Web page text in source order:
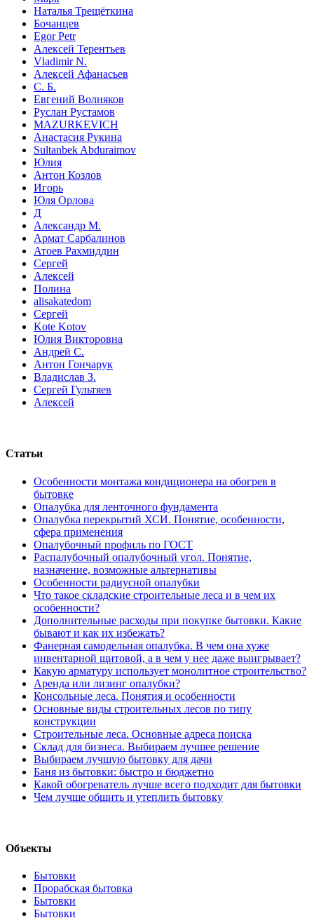
Наталья Трещёткина
Бочанцев
Egor Petr
Алексей Терентьев
Vladimir N.
Алексей Афанасьев
С. Б.
Евгений Волняков
Руслан Рустамов
MAZURKEVICH
Анастасия Рукина
Sultanbek Abduraimov
Юлия
Антон Козлов
Игорь
Юля Орлова
Д
Александр М.
Армат Сарбалинов
Атоев Рахмиддин
Сергей
Алексей
Полина
alisakatedom
Сергей
Kote Kotov
Юлия Викторовна
Андрей С.
Антон Гончарук
Владислав З.
Сергей Гультяев
Алексей
Статьи
Особенности монтажа кондиционера на обогрев в
бытовке
Опалубка для ленточного фундамента
Опалубка перекрытий ХСИ. Понятие, особенности,
сфера применения
Опалубочный профиль по ГОСТ
Распалубочный опалубочный угол. Понятие,
назначение, возможные альтернативы
Особенности радиусной опалубки
Что такое складские строительные леса и в чем их
особенности?
Дополнительные расходы при покупке бытовки. Какие
бывают и как их избежать?
Фанерная самодельная опалубка. В чем она хуже
инвентарной щитовой, а в чем у нее даже выигрывает?
Какую арматуру использует монолитное строительство?
Аренда или лизинг опалубки?
Консольные леса. Понятия и особенности
Основные виды строительных лесов по типу
конструкции
Строительные леса. Основные адреса поиска
Склад для бизнеса. Выбираем лучшее решение
Выбираем лучшую бытовку для дачи
Баня из бытовки: быстро и бюджетно
Какой обогреватель лучше всего подходит для бытовки
Чем лучше обшить и утеплить бытовку
Объекты
Бытовки
Прорабская бытовка
Бытовки
Бытовки